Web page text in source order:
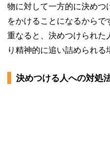
物に対して一方的に決めつ
をかけることになるから
重なると、決めつけられた
り精神的に追い詰められる
決めつける人への対処